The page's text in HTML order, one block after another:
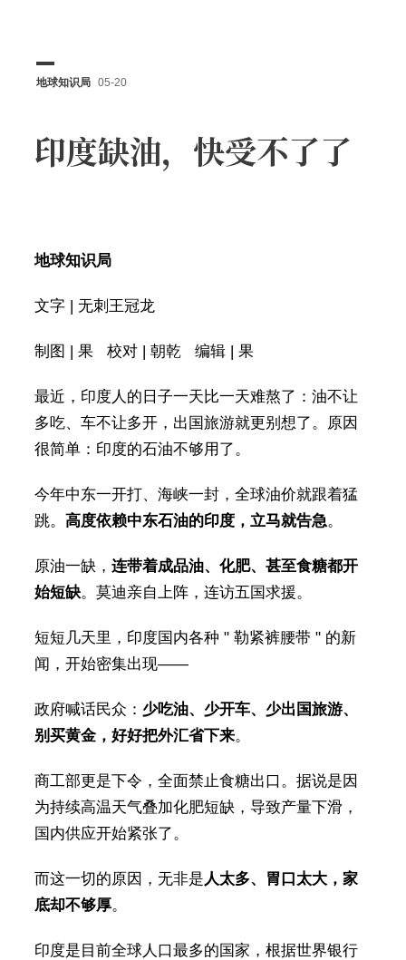
地球知识局 05-20
印度缺油，快受不了了
地球知识局
文字 | 无刺王冠龙
制图 | 果 校对 | 朝乾 编辑 | 果
最近，印度人的日子一天比一天难熬了：油不让
多吃、车不让多开，出国旅游就更别想了。原因
很简单：印度的石油不够用了。
今年中东一开打、海峡一封，全球油价就跟着猛
跳。 高度依赖中东石油的印度，立马就告急。
原油一缺， 连带着成品油、化肥、甚至食糖都开
始短缺。莫迪亲自上阵，连访五国求援。
短短几天里，印度国内各种 " 勒紧裤腰带 " 的新
闻，开始密集出现——
政府喊话民众： 少吃油、少开车、少出国旅游、
别买黄金，好好把外汇省下来。
商工部更是下令，全面禁止食糖出口。据说是因
为持续高温天气叠加化肥短缺，导致产量下滑，
国内供应开始紧张了。
而这一切的原因，无非是人太多、胃口太大，家
底却不够厚。
印度是目前全球人口最多的国家，根据世界银行